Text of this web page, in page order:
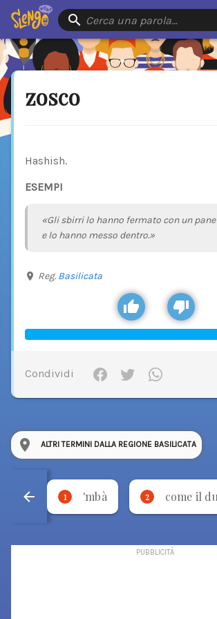
Cerca una parola…
zosco
Hashish.
ESEMPI
«Gli sbirri lo hanno fermato con un
e lo hanno messo dentro.»
Reg. Basilicata
Condividi
ALTRI TERMINI DALLA REGIONE BASILICATA
1 'mbà 2 come il